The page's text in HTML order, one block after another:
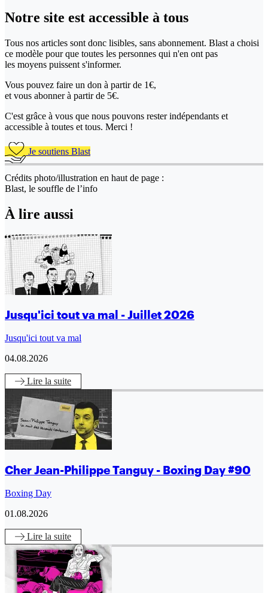
Notre site est accessible à tous
Tous nos articles sont donc lisibles, sans abonnement. Blast a choisi
ce modèle pour que toutes les personnes qui n'en ont pas
les moyens puissent s'informer.
Vous pouvez faire un don à partir de 1€,
et vous abonner à partir de 5€.
C'est grâce à vous que nous pouvons rester indépendants et
accessible à toutes et tous. Merci !
Je soutiens Blast
Crédits photo/illustration en haut de page :
Blast, le souffle de l’info
À lire aussi
Jusqu'ici tout va mal - Juillet 2026
Jusqu'ici tout va mal
04.08.2026
Lire la suite
Cher Jean-Philippe Tanguy - Boxing Day #90
Boxing Day
01.08.2026
Lire la suite